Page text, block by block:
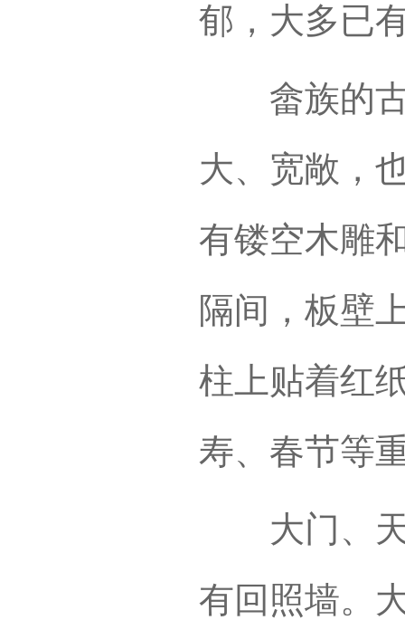
郁，大多已
畲族的古
大、宽敞，
有镂空木雕
隔间，板壁
柱上贴着红
寿、春节等
大门、天
有回照墙。